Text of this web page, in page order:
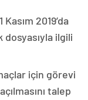
2019’da
dosyasıyla ilgili
için görevi
talep